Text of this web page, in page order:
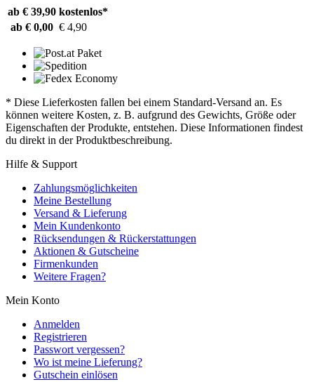
ab € 39,90 kostenlos*
ab € 0,00 € 4,90
* Diese Lieferkosten fallen bei einem Standard-Versand an. Es
können weitere Kosten, z. B. aufgrund des Gewichts, Größe oder
Eigenschaften der Produkte, entstehen. Diese Informationen findest
du direkt in der Produktbeschreibung.
Hilfe & Support
Zahlungsmöglichkeiten
Meine Bestellung
Versand & Lieferung
Mein Kundenkonto
Rücksendungen & Rückerstattungen
Aktionen & Gutscheine
Firmenkunden
Weitere Fragen?
Mein Konto
Anmelden
Registrieren
Passwort vergessen?
Wo ist meine Lieferung?
Gutschein einlösen